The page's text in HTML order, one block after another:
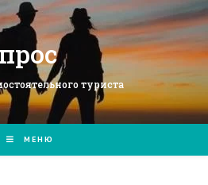
туриста
МЕНЮ